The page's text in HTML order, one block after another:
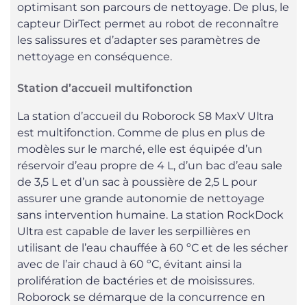
optimisant son parcours de nettoyage. De plus, le
capteur DirTect permet au robot de reconnaître
les salissures et d’adapter ses paramètres de
nettoyage en conséquence.
Station d’accueil multifonction
La station d’accueil du Roborock S8 MaxV Ultra
est multifonction. Comme de plus en plus de
modèles sur le marché, elle est équipée d’un
réservoir d’eau propre de 4 L, d’un bac d’eau sale
de 3,5 L et d’un sac à poussière de 2,5 L pour
assurer une grande autonomie de nettoyage
sans intervention humaine. La station RockDock
Ultra est capable de laver les serpillières en
utilisant de l’eau chauffée à 60 ºC et de les sécher
avec de l’air chaud à 60 ºC, évitant ainsi la
prolifération de bactéries et de moisissures.
Roborock se démarque de la concurrence en